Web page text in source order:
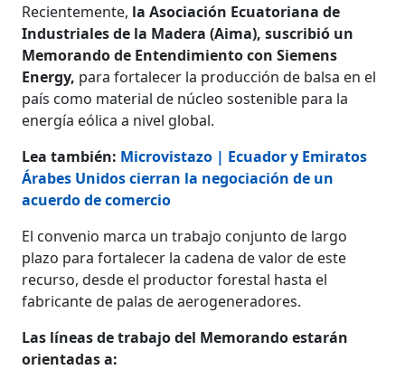
Recientemente, la Asociación Ecuatoriana de
Industriales de la Madera (Aima), suscribió un
Memorando de Entendimiento con Siemens
Energy, para fortalecer la producción de balsa en el
país como material de núcleo sostenible para la
energía eólica a nivel global.
Lea también: Microvistazo | Ecuador y Emiratos
Árabes Unidos cierran la negociación de un
acuerdo de comercio
El convenio marca un trabajo conjunto de largo
plazo para fortalecer la cadena de valor de este
recurso, desde el productor forestal hasta el
fabricante de palas de aerogeneradores.
Las líneas de trabajo del Memorando estarán
orientadas a: